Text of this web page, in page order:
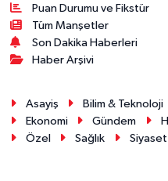
Puan Durumu ve Fikstür
Tüm Manşetler
Son Dakika Haberleri
Haber Arşivi
Asayiş Bilim & Teknoloji
Ekonomi
Gündem
Özel
Sağlık Siyaset